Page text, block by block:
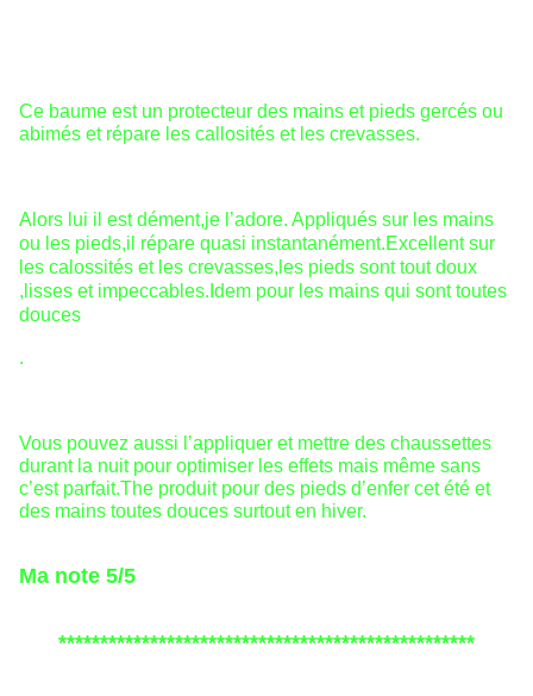
Ce baume est un protecteur des mains et pieds gercés ou
abimés et répare les callosités et les crevasses.
Alors lui il est dément,je l’adore. Appliqués sur les mains
ou les pieds,il répare quasi instantanément.Excellent sur
les calossités et les crevasses,les pieds sont tout doux
,lisses et impeccables.Idem pour les mains qui sont toutes
douces
.
Vous pouvez aussi l’appliquer et mettre des chaussettes
durant la nuit pour optimiser les effets mais même sans
c’est parfait.The produit pour des pieds d’enfer cet été et
des mains toutes douces surtout en hiver.
Ma note 5/5
**************************************************